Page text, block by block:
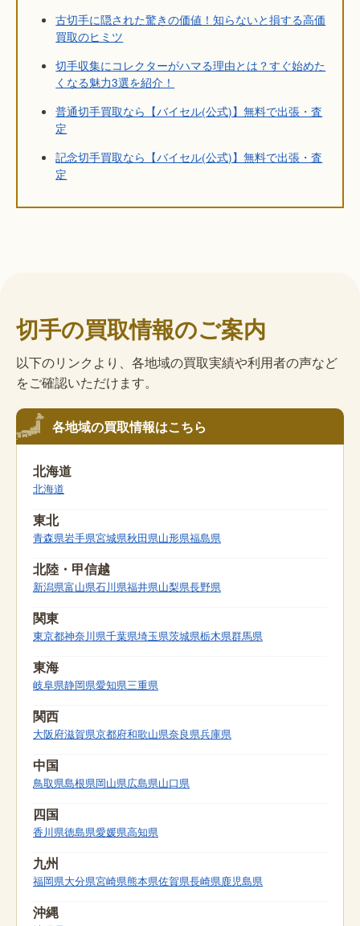
古切手に隠された驚きの価値！知らないと損する高価
買取のヒミツ
切手収集にコレクターがハマる理由とは？すぐ始めた
くなる魅力3選を紹介！
普通切手買取なら【バイセル(公式)】無料で出張・査
定
記念切手買取なら【バイセル(公式)】無料で出張・査
定
切手の買取情報のご案内
以下のリンクより、各地域の買取実績や利用者の声など
をご確認いただけます。
各地域の買取情報はこちら
北海道
北海道
東北
青森県岩手県宮城県秋田県山形県福島県
北陸・甲信越
新潟県富山県石川県福井県山梨県長野県
関東
東京都神奈川県千葉県埼玉県茨城県栃木県群馬県
東海
岐阜県静岡県愛知県三重県
関西
大阪府滋賀県京都府和歌山県奈良県兵庫県
中国
鳥取県島根県岡山県広島県山口県
四国
香川県徳島県愛媛県高知県
九州
福岡県大分県宮崎県熊本県佐賀県長崎県鹿児島県
沖縄